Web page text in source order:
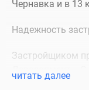
Чернавка и в 13
Надежность
Застройщиком
читать далее